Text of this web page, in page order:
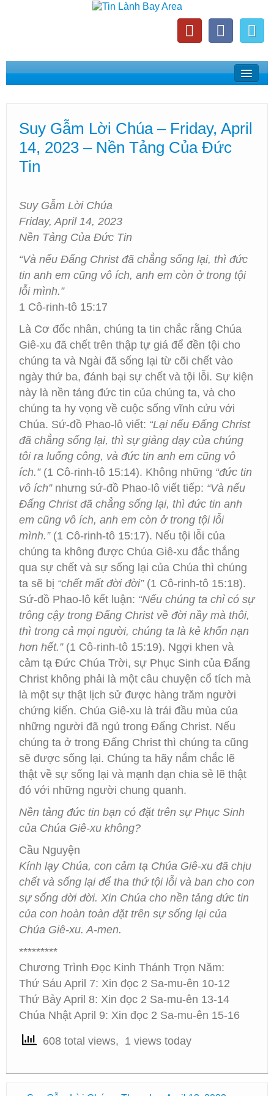
Home
Phát Thanh Tin Lành Bay Area
Các Hội Thánh Bắc California
Suy Gẫm Lời Chúa – Friday, April
14, 2023 – Nền Tảng Của Đức
Tin
Suy Gẫm Lời Chúa
Friday, April 14, 2023
Nền Tảng Của Đức Tin
“Và nếu Đấng Christ đã chẳng sống lại, thì đức
tin anh em cũng vô ích, anh em còn ở trong tội
lỗi mình.”
1 Cô-rinh-tô 15:17
Là Cơ đốc nhân, chúng ta tin chắc rằng Chúa
Giê-xu đã chết trên thập tự giá để đền tội cho
chúng ta và Ngài đã sống lại từ cõi chết vào
ngày thứ ba, đánh bại sự chết và tội lỗi. Sự kiện
này là nền tảng đức tin của chúng ta, và cho
chúng ta hy vọng về cuộc sống vĩnh cửu với
Chúa. Sứ-đồ Phao-lô viết: “Lại nếu Đấng Christ
đã chẳng sống lại, thì sự giảng dạy của chúng
tôi ra luống công, và đức tin anh em cũng vô
ích.”(1 Cô-rinh-tô 15:14). Không những “đức tin
vô ích”nhưng sứ-đồ Phao-lô viết tiếp: “Và nếu
Đấng Christ đã chẳng sống lại, thì đức tin anh
em cũng vô ích, anh em còn ở trong tội lỗi
mình.”(1 Cô-rinh-tô 15:17). Nếu tội lỗi của
chúng ta không được Chúa Giê-xu đắc thắng
qua sự chết và sự sống lại của Chúa thì chúng
ta sẽ bị “chết mất đời đời”(1 Cô-rinh-tô 15:18).
Sứ-đồ Phao-lô kết luận: “Nếu chúng ta chỉ có sự
trông cậy trong Đấng Christ về đời nầy mà thôi,
thì trong cả mọi người, chúng ta là kẻ khốn nạn
hơn hết.”(1 Cô-rinh-tô 15:19). Ngợi khen và
cảm tạ Đức Chúa Trời, sự Phục Sinh của Đấng
Christ không phải là một câu chuyện cổ tích mà
là một sự thật lịch sử được hàng trăm người
chứng kiến. Chúa Giê-xu là trái đầu mùa của
những người đã ngủ trong Đấng Christ. Nếu
chúng ta ở trong Đấng Christ thì chúng ta cũng
sẽ được sống lại. Chúng ta hãy nắm chắc lẽ
thật về sự sống lại và mạnh dạn chia sẻ lẽ thật
đó với những người chung quanh.
Nền tảng đức tin bạn có đặt trên sự Phục Sinh
của Chúa Giê-xu không?
Cầu Nguyện
Kính lạy Chúa, con cảm tạ Chúa Giê-xu đã chịu
chết và sống lại để tha thứ tội lỗi và ban cho con
sự sống đời đời. Xin Chúa cho nền tảng đức tin
của con hoàn toàn đặt trên sự sống lại của
Chúa Giê-xu. A-men.
*********
Chương Trình Đọc Kinh Thánh Trọn Năm:
Thứ Sáu April 7: Xin đọc 2 Sa-mu-ên 10-12
Thứ Bảy April 8: Xin đọc 2 Sa-mu-ên 13-14
Chúa Nhật April 9: Xin đọc 2 Sa-mu-ên 15-16
608 total views, 1 views today